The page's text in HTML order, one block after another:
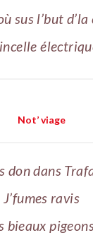
sus l’but d’la
Not’ viage
don dans
J’fumes ravis
bieaux